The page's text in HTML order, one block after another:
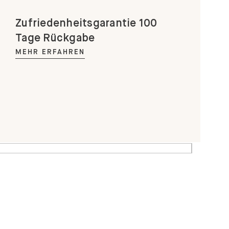
Zufriedenheitsgarantie 100
Tage Rückgabe
MEHR ERFAHREN